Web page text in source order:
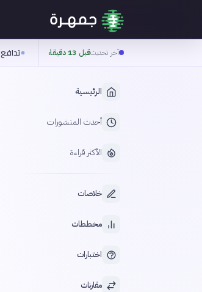
آخر تحديثقبل 13 دقيقة تدافع
الرئيسية
أحدث المنشورات
الأكثر قراءة
خلاصات
مخططات
اختبارات
مقارنات